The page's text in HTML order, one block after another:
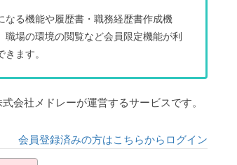
なる機能や履歴書・職務経歴書作成機
職場の環境の閲覧など会員限定機能が利
きます。
会社メドレーが運営するサービスです。
会員登録済みの方はこちらからログイン